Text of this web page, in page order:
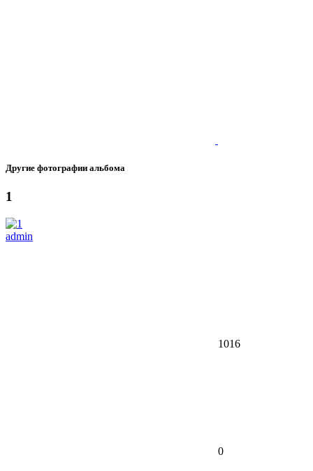
Другие фотографии альбома
1
admin
1016
0